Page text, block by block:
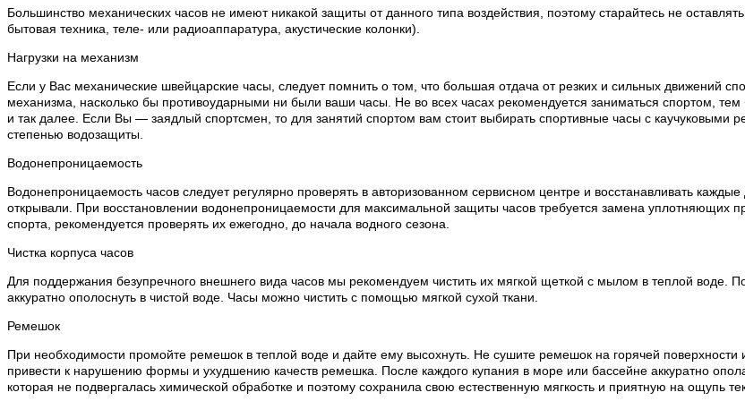
Большинство механических часов не имеют никакой защиты от данного типа воздействия, поэтому старайтесь не
бытовая техника, теле- или радиоаппаратура, акустические колонки).
Нагрузки на механизм
Если у Вас механические швейцарские часы, следует помнить о том, что большая отдача от резких и сильных движений
механизма, насколько бы противоударными ни были ваши часы. Не во всех часах рекомендуется заниматься спортом,
и так далее. Если Вы — заядлый спортсмен, то для занятий спортом вам стоит выбирать спортивные часы с
степенью водозащиты.
Водонепроницаемость
Водонепроницаемость часов следует регулярно проверять в авторизованном сервисном центре и восстанавливать
открывали. При восстановлении водонепроницаемости для максимальной защиты часов требуется замена уплотняющих
спорта, рекомендуется проверять их ежегодно, до начала водного сезона.
Чистка корпуса часов
Для поддержания безупречного внешнего вида часов мы рекомендуем чистить их мягкой щеткой с мылом в теплой воде.
аккуратно ополоснуть в чистой воде. Часы можно чистить с помощью мягкой сухой ткани.
Ремешок
При необходимости промойте ремешок в теплой воде и дайте ему высохнуть. Не сушите ремешок на горячей
привести к нарушению формы и ухудшению качеств ремешка. После каждого купания в море или бассейне аккуратно
которая не подвергалась химической обработке и поэтому сохранила свою естественную мягкость и приятную на ощупь